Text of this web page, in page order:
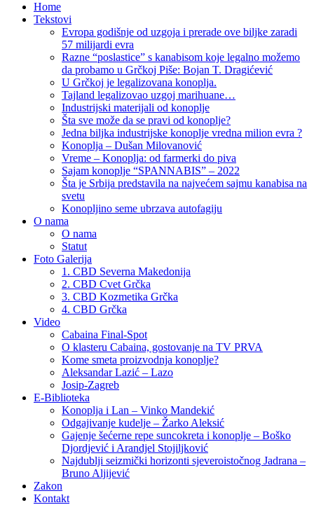
Home
Tekstovi
Evropa godišnje od uzgoja i prerade ove biljke zaradi
57 milijardi evra
Razne “poslastice” s kanabisom koje legalno možemo
da probamo u Grčkoj Piše: Bojan T. Dragićević
U Grčkoj je legalizovana konoplja.
Tajland legalizovao uzgoj marihuane…
Industrijski materijali od konoplje
Šta sve može da se pravi od konoplje?
Jedna biljka industrijske konoplje vredna milion evra ?
Konoplja – Dušan Milovanović
Vreme – Konoplja: od farmerki do piva
Sajam konoplje “SPANNABIS” – 2022
Šta je Srbija predstavila na najvećem sajmu kanabisa na
svetu
Konopljino seme ubrzava autofagiju
O nama
O nama
Statut
Foto Galerija
1. CBD Severna Makedonija
2. CBD Cvet Grčka
3. CBD Kozmetika Grčka
4. CBD Grčka
Video
Cabaina Final-Spot
O klasteru Cabaina, gostovanje na TV PRVA
Kome smeta proizvodnja konoplje?
Aleksandar Lazić – Lazo
Josip-Zagreb
E-Biblioteka
Konoplja i Lan – Vinko Mandekić
Odgajivanje kudelje – Žarko Aleksić
Gajenje šećerne repe suncokreta i konoplje – Boško
Djordjević i Arandjel Stojiljković
Najdublji seizmički horizonti sjeveroistočnog Jadrana –
Bruno Aljijević
Zakon
Kontakt